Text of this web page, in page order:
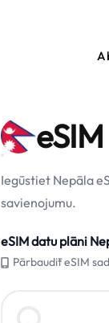
Iegūstiet Nepāla
savienojumu.
eSIM datu plāni
Pārbaudīt eSIM